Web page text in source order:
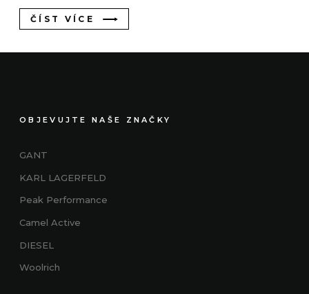
ČÍST VÍCE
OBJEVUJTE NAŠE ZNAČKY
GANT
KARL LAGERFELD
Peak Performance
Camel Active
DIESEL
Woolrich